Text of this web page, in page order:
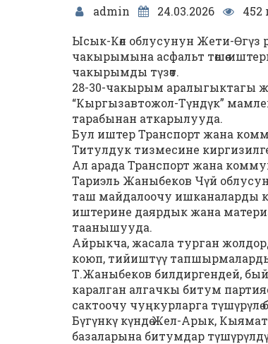
admin 24.03.2026
452
Ысык-Көл облусунун Жети-
чакырымына асфальт төшөө
чакырымды түзөт.
28-30-чакырым аралыгыктагы
“Кыргызавтожол-Түндүк”
тарабынан аткарылууда.
Бул иштер Транспорт жана
Титулдук тизмесине
Ал арада Транспорт жана
Тариэль Жаныбеков Чүй
таш майдалоочу ишканаларды
иштерине даярдык жана
таанышууда.
Айрыкча, жасала турган
коюп, тийиштүү
Т.Жаныбеков билдиргендей,
каралган алгачкы битум
сактоочу чуңкурларга түшүрүлө
Бүгүнкү күндө Жел-Арык,
базаларына битумдар